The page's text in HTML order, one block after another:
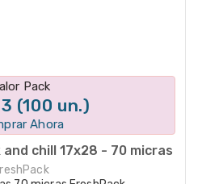
en 1 variantes
Pack
(100 un.)
Ahora
chill 17x28 - 70 micras